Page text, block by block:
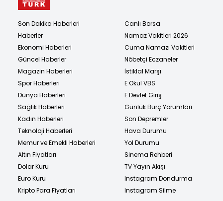
Son Dakika Haberleri
Haberler
Ekonomi Haberleri
Güncel Haberler
Magazin Haberleri
Spor Haberleri
Dünya Haberleri
Sağlık Haberleri
Kadın Haberleri
Teknoloji Haberleri
Memur ve Emekli Haberleri
Altın Fiyatları
Dolar Kuru
Euro Kuru
Kripto Para Fiyatları
Canlı Borsa
Namaz Vakitleri 2026
Cuma Namazı Vakitleri
Nöbetçi Eczaneler
İstiklal Marşı
E Okul VBS
E Devlet Giriş
Günlük Burç Yorumları
Son Depremler
Hava Durumu
Yol Durumu
Sinema Rehberi
TV Yayın Akışı
Instagram Dondurma
Instagram Silme